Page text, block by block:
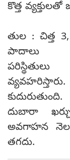
కొత్త
తుల : చిత్త
పాదాలు
దుబారా
అవగాహన
తగదు.